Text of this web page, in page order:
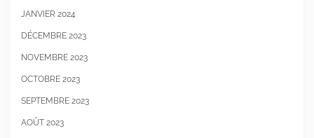
JANVIER 2024
DÉCEMBRE 2023
NOVEMBRE 2023
OCTOBRE 2023
SEPTEMBRE 2023
AOÛT 2023